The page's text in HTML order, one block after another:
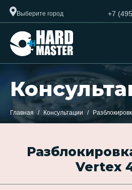
Выберите город +7
Главная Консультации
Vertex